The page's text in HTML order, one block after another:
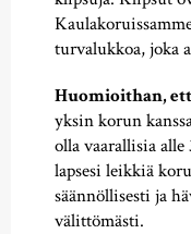
turvalukkoa, joka
Huomioithan,
yksin korun
olla vaarallisia alle
lapsesi leikkiä
säännöllisesti ja
välittömästi.